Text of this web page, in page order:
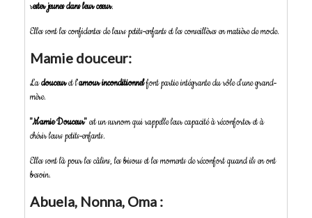
rester jeunes dans leur cœur.
Elles sont les confidentes de leurs petits-enfants et les conseillères en matière de mode.
Mamie douceur:
Ladouceuret l'amour inconditionnelfont partie intégrante du rôle d'une grand-
mère.
"Mamie Douceur"est un surnom qui rappelle leur capacité à réconforter et à
chérir leurs petits-enfants.
Elles sont là pour les câlins, les bisous et les moments de réconfort quand ils en ont
besoin.
Abuela, Nonna, Oma :